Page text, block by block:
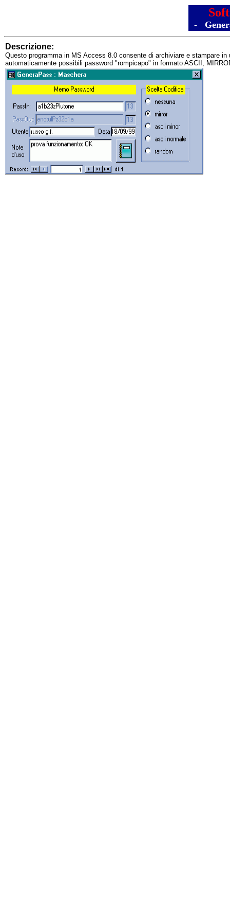
-
Descrizione:
Questo programma in MS Access 8.0 consente di archiviare e stampare
automaticamente possibili password "rompicapo" in formato ASCII,